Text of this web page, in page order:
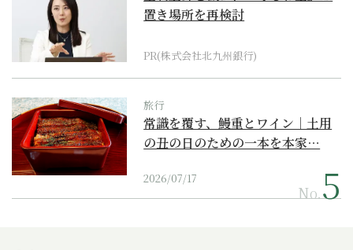
置き場所を再検討
PR(株式会社北九州銀行)
旅行
常識を覆す、鰻重とワイン｜土用
の丑の日のための一本を本家…
2026/07/17
No.